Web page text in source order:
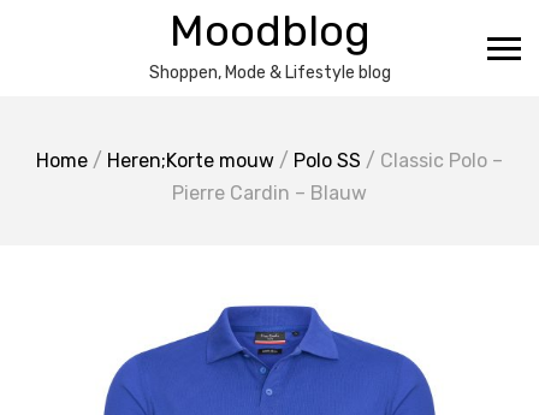
Moodblog
Shoppen, Mode & Lifestyle blog
Home / Heren;Korte mouw / Polo SS / Classic Polo –
Pierre Cardin – Blauw